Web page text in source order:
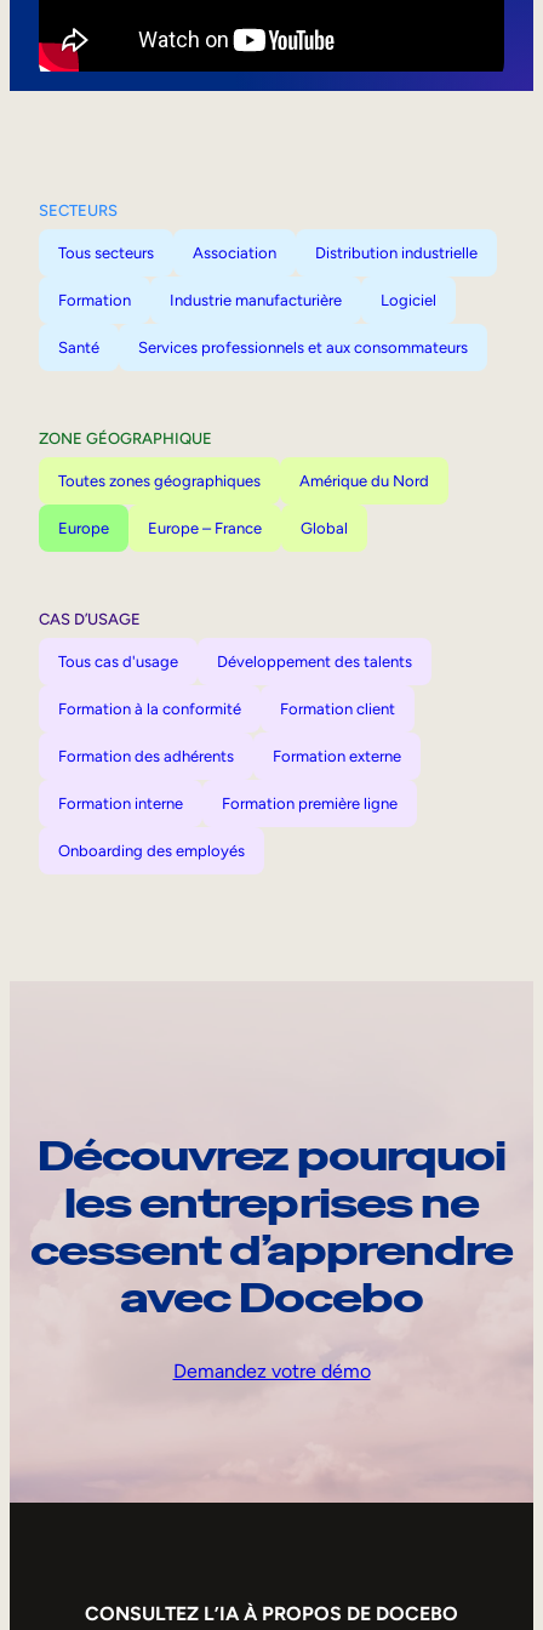
SECTEURS
Tous secteurs Association Distribution industrielle
Formation Industrie manufacturière Logiciel
Santé Services professionnels et aux consommateurs
ZONE GÉOGRAPHIQUE
Toutes zones géographiques Amérique du Nord
Europe Europe – France Global
CAS D’USAGE
Tous cas d'usage Développement des talents
Formation à la conformité Formation client
Formation des adhérents Formation externe
Formation interne Formation première ligne
Onboarding des employés
Découvrez pourquoi
les entreprises ne
cessent d’apprendre
avec Docebo
Demandez votre démo
CONSULTEZ L’IA À PROPOS DE DOCEBO